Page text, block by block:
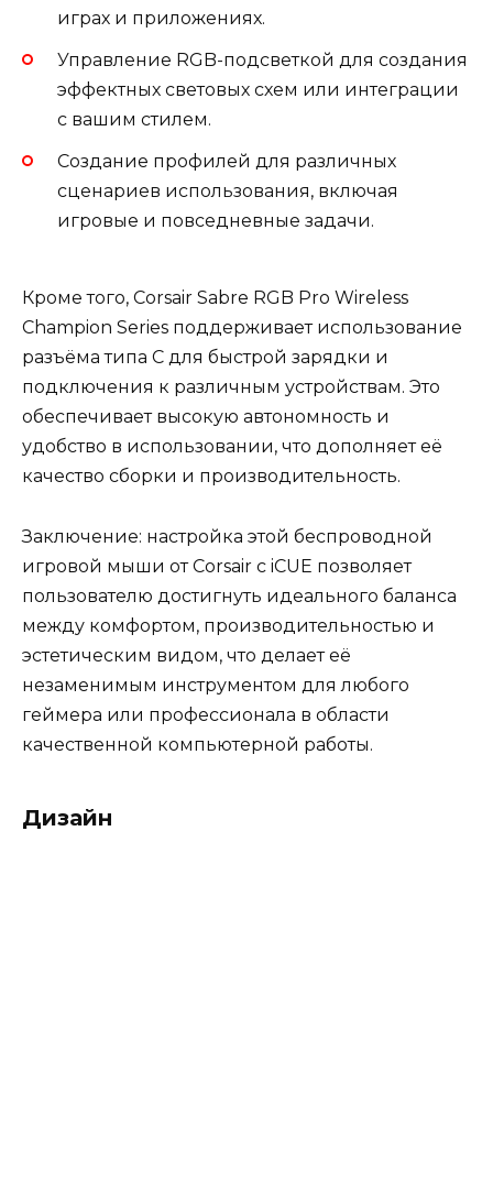
играх и приложениях.
Управление RGB-подсветкой для создания
эффектных световых схем или интеграции
с вашим стилем.
Создание профилей для различных
сценариев использования, включая
игровые и повседневные задачи.
Кроме того, Corsair Sabre RGB Pro Wireless
Champion Series поддерживает использование
разъёма типа C для быстрой зарядки и
подключения к различным устройствам. Это
обеспечивает высокую автономность и
удобство в использовании, что дополняет её
качество сборки и производительность.
Заключение: настройка этой беспроводной
игровой мыши от Corsair с iCUE позволяет
пользователю достигнуть идеального баланса
между комфортом, производительностью и
эстетическим видом, что делает её
незаменимым инструментом для любого
геймера или профессионала в области
качественной компьютерной работы.
Дизайн